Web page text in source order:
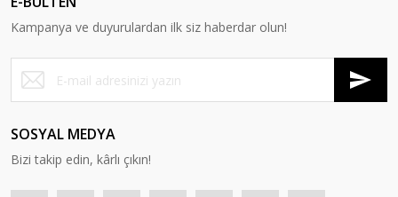
Kampanya ve duyurulardan ilk siz haberdar olun!
SOSYAL MEDYA
Bizi takip edin, kârlı çıkın!